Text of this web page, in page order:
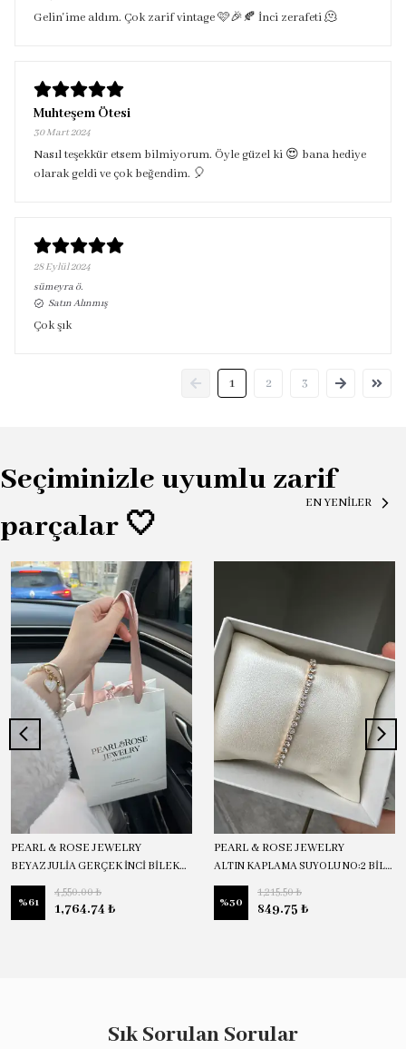
Gelin'ime aldım. Çok zarif vintage 🩷🎉🍂 İnci zerafeti 🫠
Muhteşem Ötesi
30 Mart 2024
Nasıl teşekkür etsem bilmiyorum. Öyle güzel ki 😍 bana hediye
olarak geldi ve çok beğendim. 🎈
28 Eylül 2024
sümeyra ö.
Satın Alınmış
Çok şık
1 2 3
Seçiminizle uyumlu zarif
parçalar 🤍
EN YENİLER
PEARL & ROSE JEWELRY
BEYAZ JULİA GERÇEK İNCİ BİLEKLİK
%61
4,550.00 ₺
1,764.74 ₺
PEARL & ROSE JEWELRY
ALTIN KAPLAMA SUYOLU NO:2 BİLEKLİK
%30
1,215.50 ₺
849.75 ₺
Sık Sorulan Sorular